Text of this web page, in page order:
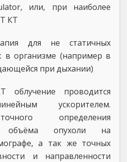
или, при наиболее
КТ
для не статичных
в организме (например в
при дыхании)
облучение проводится
ускорителем.
определения
объёма опухоли на
а так же точных
и направленности